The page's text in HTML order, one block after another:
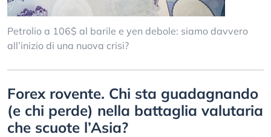
Petrolio a 106$ al barile e yen debole: siamo davvero
all’inizio di una nuova crisi?
Forex rovente. Chi sta guadagnando
(e chi perde) nella battaglia valutaria
che scuote l’Asia?